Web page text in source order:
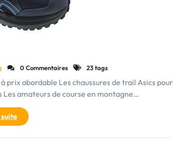
0 Commentaires 23 tags
prix abordable Les chaussures de trail Asics pour
amateurs de course en montagne…
"Chaussures
de
trail